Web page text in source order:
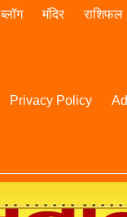
ब्लॉग मंदिर राशिफल
Privacy Policy